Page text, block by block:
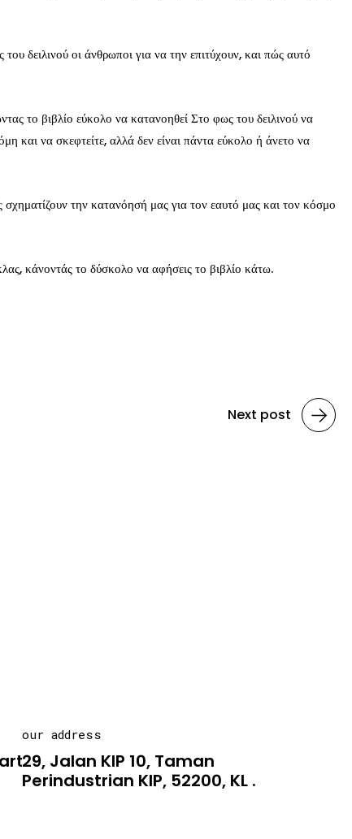
δειλινού οι άνθρωποι για να την επιτύχουν, και πώς αυτό
το βιβλίο εύκολο να κατανοηθεί Στο φως του δειλινού να
και να σκεφτείτε, αλλά δεν είναι πάντα εύκολο ή άνετο να
την κατανόησή μας για τον εαυτό μας και τον κόσμο
κάνοντάς το δύσκολο να αφήσεις το βιβλίο κάτω.
Next post
our address
29, Jalan KIP 10, Taman
Perindustrian KIP, 52200, KL .